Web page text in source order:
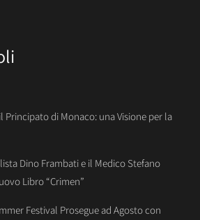
Principato di Monaco: una Visione per la
Dino Frambati e il Medico Stefano
Libro “Crimen”
Festival Prosegue ad Agosto con